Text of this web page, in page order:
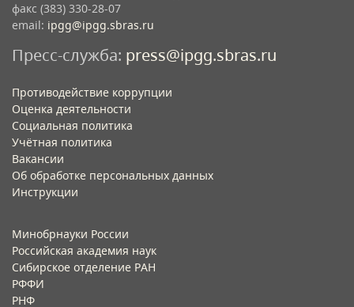
факс (383) 330-28-07
email: ipgg@ipgg.sbras.ru
Пресс-служба: press@ipgg.sbras.ru
Противодействие коррупции
Оценка деятельности
Социальная политика
Учётная политика​
Вакансии​
Об обработке персональных данных​
Инструкции​
Минобрнауки России
Российская академия наук
Сибирское отделение РАН
РФФИ
РНФ